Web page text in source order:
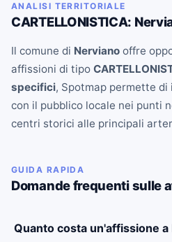
ANALISI TERRITORIALE
CARTELLONISTICA:
Il comune di Nerviano offre
affissioni di tipo
specifici, Spotmap permette
con il pubblico locale nei punti
centri storici alle principali
GUIDA RAPIDA
Domande frequenti sulle
Quanto costa un'affissione a